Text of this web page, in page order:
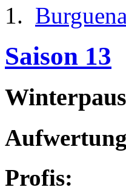
Saison 13
Profis: